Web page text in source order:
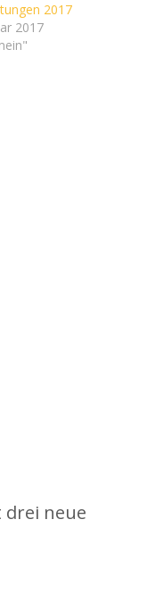
2017
2017
neue